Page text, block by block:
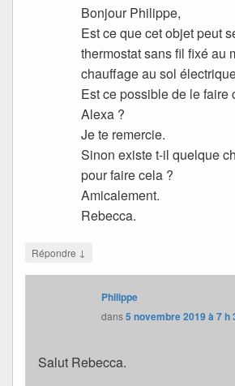
Bonjour Philippe,
Est ce que cet objet peut
thermostat sans fil fixé au
chauffage au sol
Est ce possible de le faire
Alexa ?
Je te remercie.
Sinon existe t-il quelque
pour faire cela ?
Amicalement.
Rebecca.
Répondre ↓
Philippe
dans5 novembre 2019 à 7 h
Salut Rebecca.